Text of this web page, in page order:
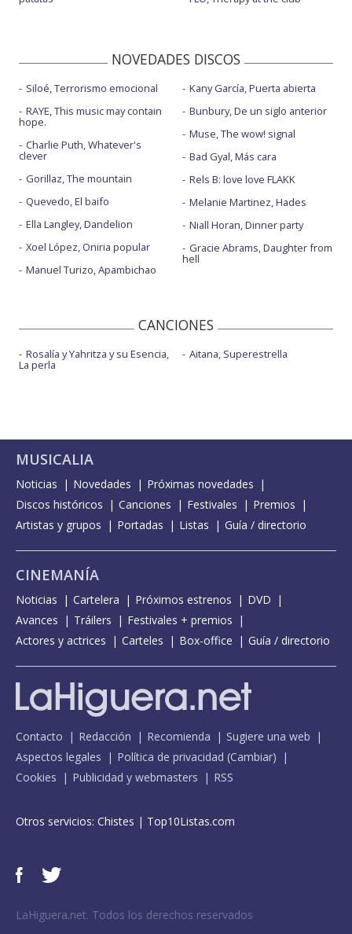
NOVEDADES DISCOS
Siloé, Terrorismo emocional
RAYE, This music may contain
hope.
Charlie Puth, Whatever's
clever
Gorillaz, The mountain
Quevedo, El baifo
Ella Langley, Dandelion
Xoel López, Oniria popular
Manuel Turizo, Apambichao
Kany García, Puerta abierta
Bunbury, De un siglo anterior
Muse, The wow! signal
Bad Gyal, Más cara
Rels B: love love FLAKK
Melanie Martinez, Hades
Niall Horan, Dinner party
Gracie Abrams, Daughter from
hell
CANCIONES
Rosalía y Yahritza y su Esencia,
La perla
Aitana, Superestrella
MUSICALIA
Noticias Novedades
Próximas novedades
Discos históricos
Canciones Festivales
Premios
Artistas y grupos
Portadas Listas Guía / directorio
CINEMANÍA
Noticias Cartelera Próximos estrenos
DVD
Avances
Tráilers
Festivales + premios
Actores y actrices
Carteles Box-office Guía / directorio
Contacto Redacción Recomienda
Sugiere una web
Aspectos legales
Política de privacidad (Cambiar)
Cookies
Publicidad y webmasters RSS
Otros servicios: Chistes | Top10Listas.com
LaHiguera.net. Todos los derechos reservados